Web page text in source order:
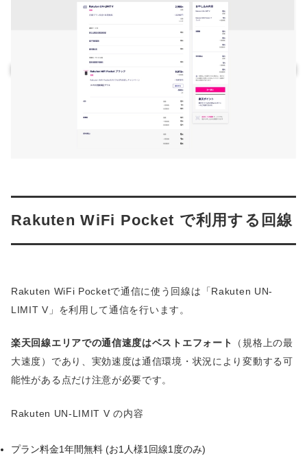
Rakuten WiFi Pocket で利用する回線
Rakuten WiFi Pocketで通信に使う回線は「Rakuten UN-
LIMIT V」を利用して通信を行います。
楽天回線エリアでの通信速度はベストエフォート
（規格上の最
大速度）であり、実効速度は通信環境・状況により変動する可
能性がある点だけ注意が必要です。
Rakuten UN-LIMIT V の内容
プラン料金1年間無料 (お1人様1回線1度のみ)